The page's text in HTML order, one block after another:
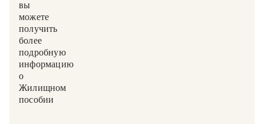
вы
можете
получить
более
подробную
информацию
о
Жилищном
пособии.